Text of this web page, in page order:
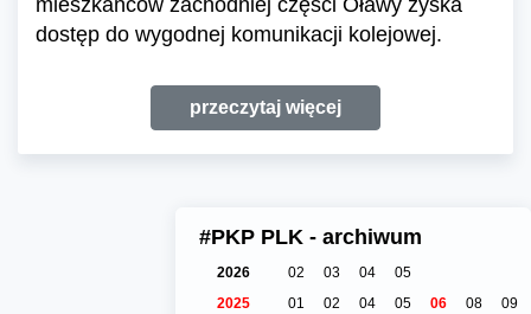
mieszkańców zachodniej części Oławy zyska
dostęp do wygodnej komunikacji kolejowej.
przeczytaj więcej
#PKP PLK - archiwum
2026 02 03 04
05
2025
01 02 04 05 06 08
09